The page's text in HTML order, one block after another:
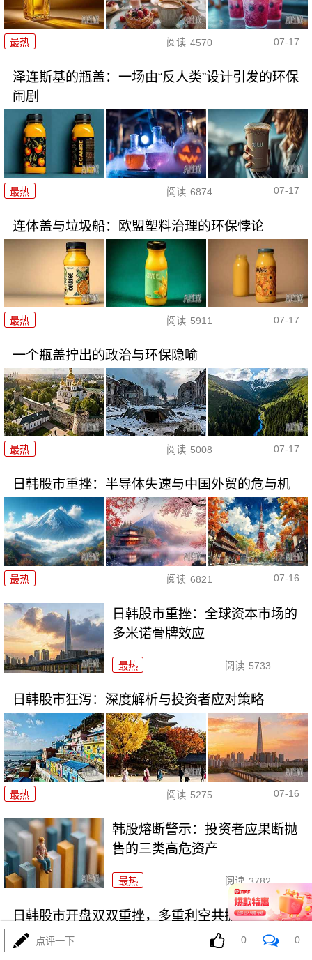
最热 阅读 4570 07-17
泽连斯基的瓶盖：一场由“反人类”设计引发的环保
闹剧
最热 阅读 6874 07-17
连体盖与垃圾船：欧盟塑料治理的环保悖论
最热 阅读 5911 07-17
一个瓶盖拧出的政治与环保隐喻
最热 阅读 5008 07-17
日韩股市重挫：半导体失速与中国外贸的危与机
最热 阅读 6821 07-16
日韩股市重挫：全球资本市场的
多米诺骨牌效应
最热 阅读 5733
日韩股市狂泻：深度解析与投资者应对策略
最热 阅读 5275 07-16
韩股熔断警示：投资者应果断抛
售的三类高危资产
最热 阅读 3782
日韩股市开盘双双重挫，多重利空共振引发恐慌
点评一下 0 0